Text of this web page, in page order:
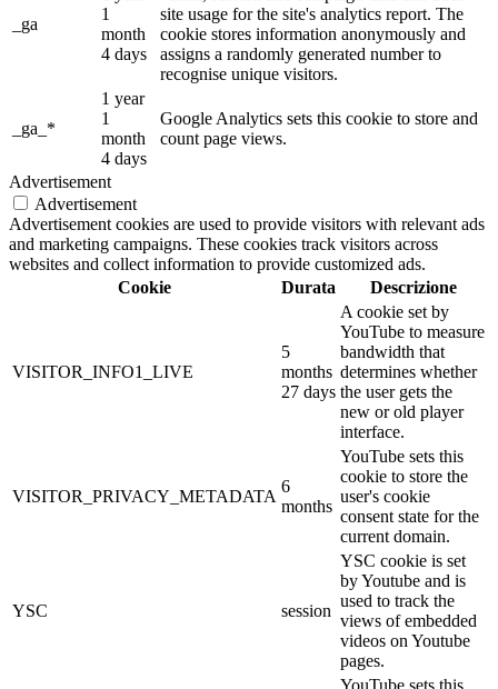
_ga
1
month
4 days
site usage for the site's analytics report. The
cookie stores information anonymously and
assigns a randomly generated number to
recognise unique visitors.
_ga_*
1 year
1
month
4 days
Google Analytics sets this cookie to store and
count page views.
Advertisement
Advertisement
Advertisement cookies are used to provide visitors with relevant ads
and marketing campaigns. These cookies track visitors across
websites and collect information to provide customized ads.
Cookie
Durata Descrizione
VISITOR_INFO1_LIVE
5
months
27 days
A cookie set by
YouTube to measure
bandwidth that
determines whether
the user gets the
new or old player
interface.
VISITOR_PRIVACY_METADATA
6
months
YouTube sets this
cookie to store the
user's cookie
consent state for the
current domain.
YSC session
YSC cookie is set
by Youtube and is
used to track the
views of embedded
videos on Youtube
pages.
YouTube sets this